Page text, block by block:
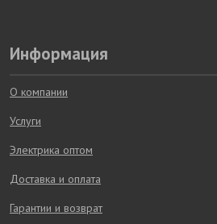
Информация
О компании
Услуги
Электрика оптом
Доставка и оплата
Гарантии и возврат